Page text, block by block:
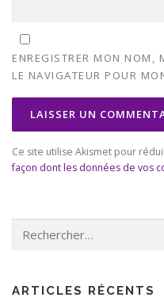
ENREGISTRER MON NOM,
LE NAVIGATEUR POUR
Ce site utilise Akismet pour
façon dont les données de vos
ARTICLES RÉCENTS